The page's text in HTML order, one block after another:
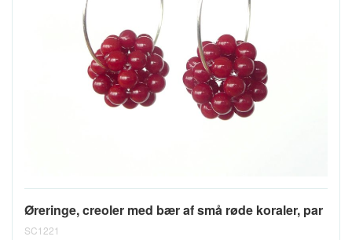
Øreringe, creoler med bær af små røde koraler, par
SC1221